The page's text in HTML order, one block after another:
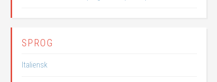
SPROG
Italiensk